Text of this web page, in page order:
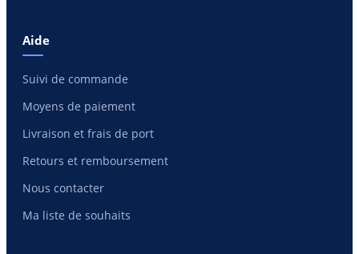
Aide
Suivi de commande
Moyens de paiement
Livraison et frais de port
Retours et remboursement
Nous contacter
Ma liste de souhaits